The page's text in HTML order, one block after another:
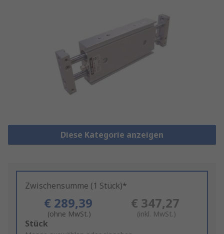
Diese Kategorie anzeigen
Zwischensumme (1 Stück)*
€ 289,39
(ohne MwSt.)
€ 347,27
(inkl. MwSt.)
Add
Stück